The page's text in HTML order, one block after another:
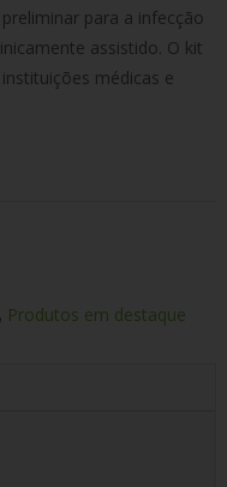
para a infecção
assistido. O kit
médicas e
, Produtos em destaque